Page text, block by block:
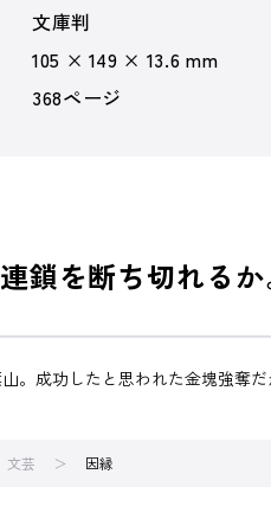
文庫判
105 × 149 × 13.6 mm
368ページ
鎖を断ち切れる
。成功したと思われた金塊強奪
文芸 因縁